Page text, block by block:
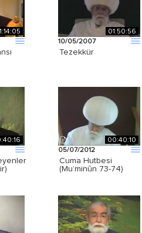
01:50:56
10/05/2007
Tezekkür
00:40:10
05/07/2012
Cuma Hutbesi
(Mu’minûn 73-74)